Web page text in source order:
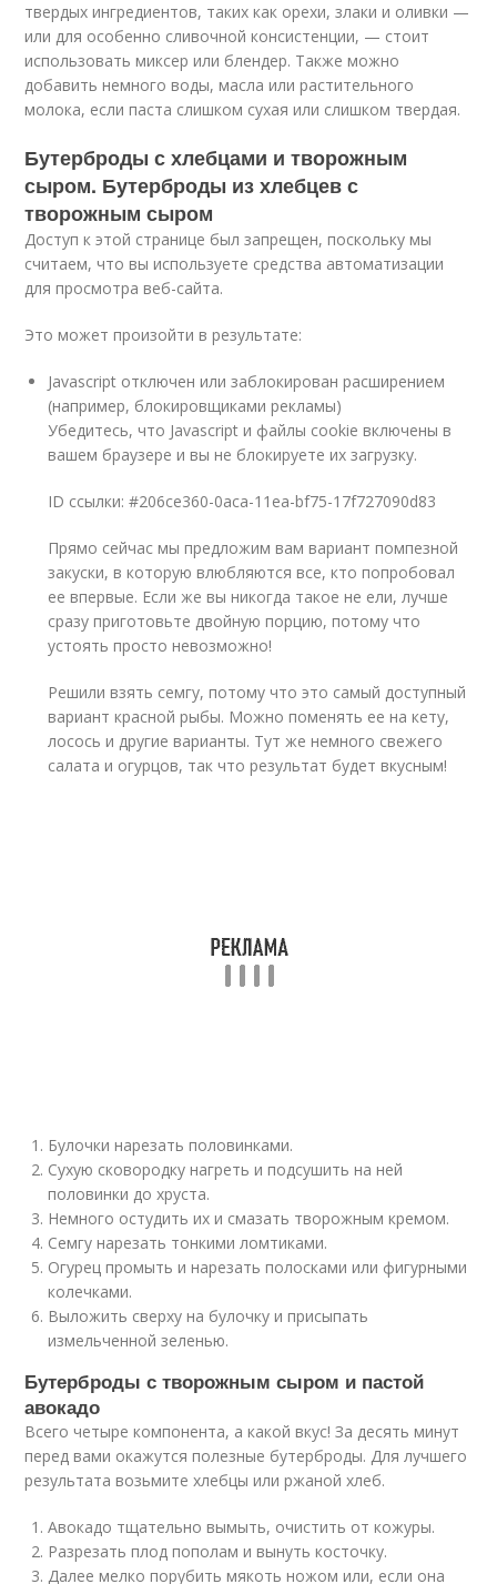
твердых ингредиентов, таких как орехи, злаки и оливки —
или для особенно сливочной консистенции, — стоит
использовать миксер или блендер. Также можно
добавить немного воды, масла или растительного
молока, если паста слишком сухая или слишком твердая.
Бутерброды с хлебцами и творожным
сыром. Бутерброды из хлебцев с
творожным сыром
Доступ к этой странице был запрещен, поскольку мы
считаем, что вы используете средства автоматизации
для просмотра веб-сайта.
Это может произойти в результате:
Javascript отключен или заблокирован расширением
(например, блокировщиками рекламы)
Убедитесь, что Javascript и файлы cookie включены в
вашем браузере и вы не блокируете их загрузку.
ID ссылки: #206ce360-0aca-11ea-bf75-17f727090d83
Прямо сейчас мы предложим вам вариант помпезной
закуски, в которую влюбляются все, кто попробовал
ее впервые. Если же вы никогда такое не ели, лучше
сразу приготовьте двойную порцию, потому что
устоять просто невозможно!
Решили взять семгу, потому что это самый доступный
вариант красной рыбы. Можно поменять ее на кету,
лосось и другие варианты. Тут же немного свежего
салата и огурцов, так что результат будет вкусным!
Булочки нарезать половинками.
Сухую сковородку нагреть и подсушить на ней
половинки до хруста.
Немного остудить их и смазать творожным кремом.
Семгу нарезать тонкими ломтиками.
Огурец промыть и нарезать полосками или фигурными
колечками.
Выложить сверху на булочку и присыпать
измельченной зеленью.
Бутерброды с творожным сыром и пастой
авокадо
Всего четыре компонента, а какой вкус! За десять минут
перед вами окажутся полезные бутерброды. Для лучшего
результата возьмите хлебцы или ржаной хлеб.
Авокадо тщательно вымыть, очистить от кожуры.
Разрезать плод пополам и вынуть косточку.
Далее мелко порубить мякоть ножом или, если она